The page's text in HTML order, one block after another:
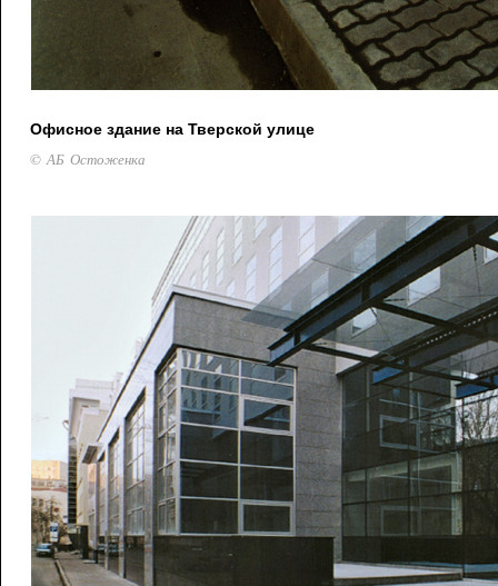
Офисное здание на Тверской улице
© АБ Остоженка